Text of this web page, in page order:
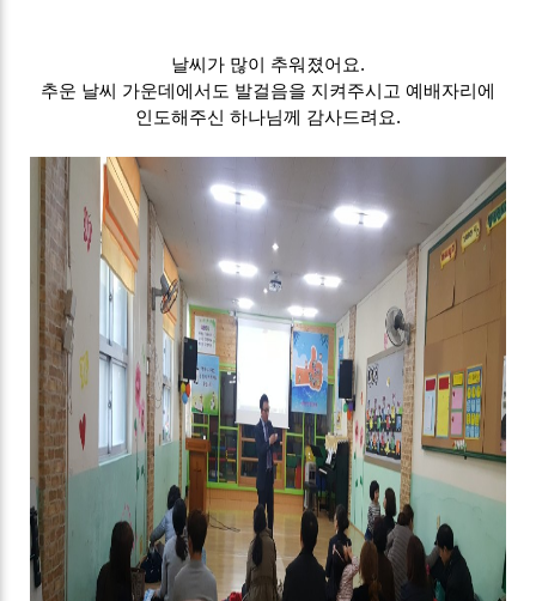
날씨가 많이 추워졌어요.
추운 날씨 가운데에서도 발걸음을 지켜주시고 예배자리에
인도해주신 하나님께 감사드려요.